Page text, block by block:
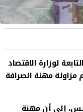
لوزارة الاقتصاد
مهنة الصرافة
إلى أن مهنة